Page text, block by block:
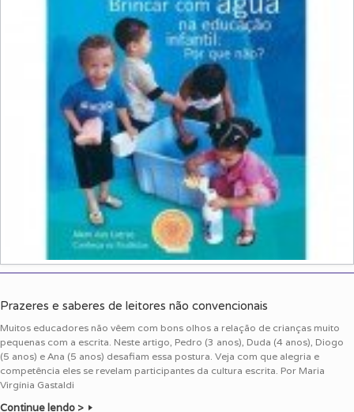
Prazeres e saberes de leitores não convencionais
Muitos educadores não vêem com bons olhos a relação de crianças muito
pequenas com a escrita. Neste artigo, Pedro (3 anos), Duda (4 anos), Diogo
(5 anos) e Ana (5 anos) desafiam essa postura. Veja com que alegria e
competência eles se revelam participantes da cultura escrita. Por Maria
Virgínia Gastaldi
Continue lendo >